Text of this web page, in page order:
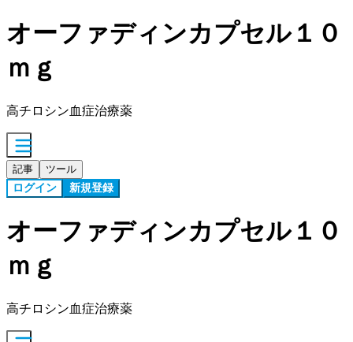
オーファディンカプセル１０
ｍｇ
高チロシン血症治療薬
記事 ツール
ログイン 新規登録
オーファディンカプセル１０
ｍｇ
高チロシン血症治療薬